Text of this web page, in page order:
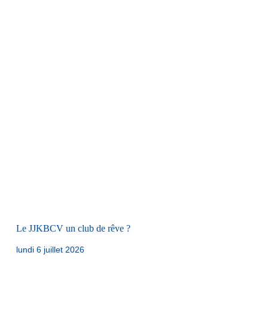
Le JJKBCV un club de rêve ?
lundi 6 juillet 2026